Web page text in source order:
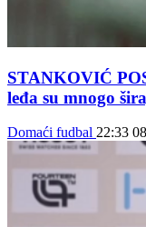
STANKOVIĆ
leđa su mnogo
Domaći fudbal 22:33